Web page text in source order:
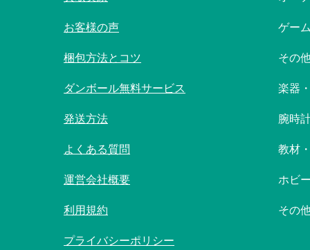
お客様の声
梱包方法とコツ
ダンボール無料サービス
発送方法
よくある質問
運営会社概要
利用規約
プライバシーポリシー
ゲー
その
楽器
腕時
教材
ホビー
その